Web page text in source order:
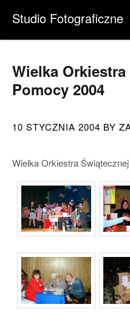
Studio Fotograficzne
Wielka
Pomocy 2004
10 STYCZNIA 2004 BY
Wielka Orkiestra